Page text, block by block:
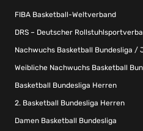
FIBA Basketball-Weltverband
DRS – Deutscher
Nachwuchs Basketball Bundesliga /
Weibliche Nachwuchs Basketball
Basketball Bundesliga Herren
2. Basketball Bundesliga Herren
Damen Basketball Bundesliga